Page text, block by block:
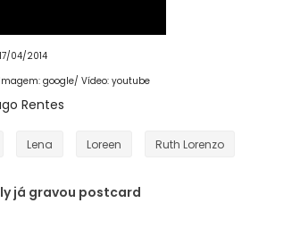
17/04/2014
google/ Vídeo: youtube
Rentes
Lena Loreen Ruth Lorenzo
já gravou postcard